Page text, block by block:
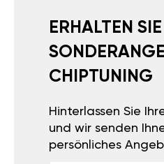
ERHALTEN
CHIPTUNING
Hinterlassen Sie
und wir senden
persönliches